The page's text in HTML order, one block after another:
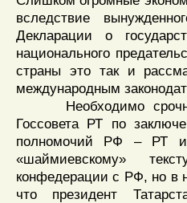
вследствие
Декларации о
национального
страны это так и
международным
Необходимо срочно
Госсовета РТ по
полномочий РФ – РТ
«шаймиевскому»
конфедерации с РФ, но в
что президент